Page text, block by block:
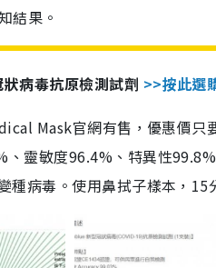
結果。
病毒抗原檢測試劑 >>按此選
Mask官網有售，優惠價
、靈敏度96.4%、特異性
病毒。使用鼻拭子樣本，15